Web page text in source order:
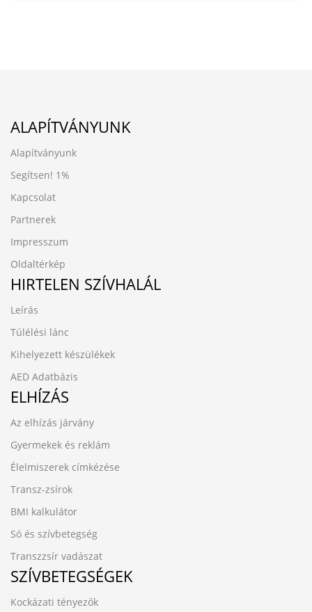
ALAPÍTVÁNYUNK
Alapítványunk
Segítsen! 1%
Kapcsolat
Partnerek
Impresszum
Oldaltérkép
HIRTELEN SZÍVHALÁL
Leírás
Túlélési lánc
Kihelyezett készülékek
AED Adatbázis
ELHÍZÁS
Az elhízás járvány
Gyermekek és reklám
Élelmiszerek címkézése
Transz-zsírok
BMI kalkulátor
Só és szívbetegség
Transzzsír vadászat
SZÍVBETEGSÉGEK
Kockázati tényezők